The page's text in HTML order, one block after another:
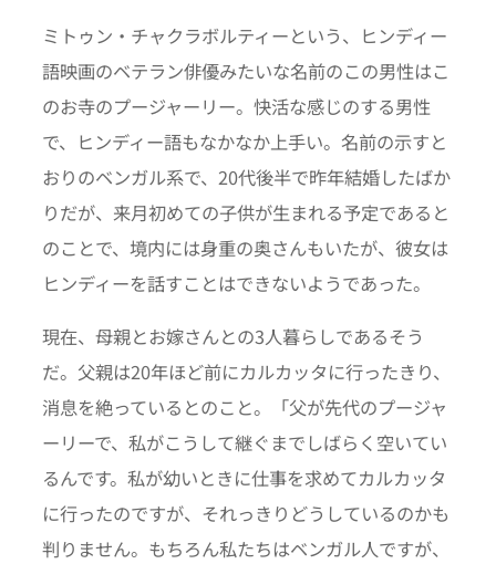
ミトゥン・チャクラボルティーという、ヒンディー
語映画のベテラン俳優みたいな名前のこの男性はこ
のお寺のプージャーリー。快活な感じのする男性
で、ヒンディー語もなかなか上手い。名前の示すと
おりのベンガル系で、20代後半で昨年結婚したばか
りだが、来月初めての子供が生まれる予定であると
のことで、境内には身重の奥さんもいたが、彼女は
ヒンディーを話すことはできないようであった。
現在、母親とお嫁さんとの3人暮らしであるそう
だ。父親は20年ほど前にカルカッタに行ったきり、
消息を絶っているとのこと。「父が先代のプージャ
ーリーで、私がこうして継ぐまでしばらく空いてい
るんです。私が幼いときに仕事を求めてカルカッタ
に行ったのですが、それっきりどうしているのかも
判りません。もちろん私たちはベンガル人ですが、